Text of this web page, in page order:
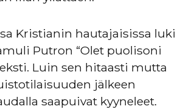
Kristianin hautajaisissa luki
Putron “Olet puolisoni
Luin sen hitaasti mutta
jälkeen
saapuivat kyyneleet.